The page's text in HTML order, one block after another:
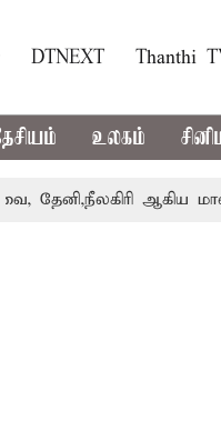
DTNEXT Thanthi
உலகம்
ஆகிய